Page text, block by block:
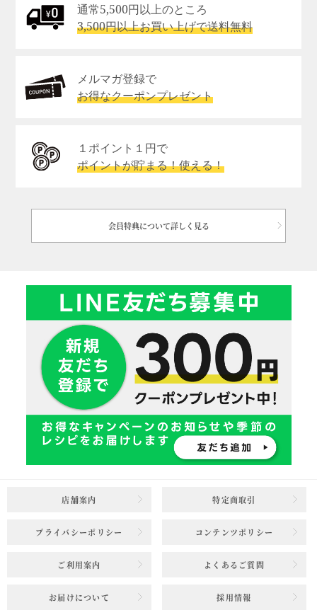
通常5,500円以上のところ
3,500円以上お買い上げで送料無料
メルマガ登録で
お得なクーポンプレゼント
１ポイント１円で
ポイントが貯まる！使える！
会員特典について詳しく見る
店舗案内 特定商取引
プライバシーポリシー コンテンツポリシー
ご利用案内 よくあるご質問
お届けについて 採用情報